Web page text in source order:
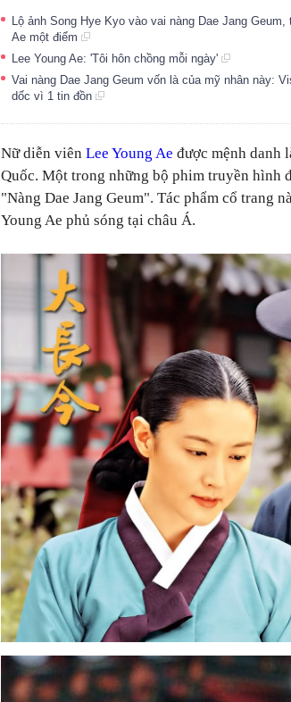
Lộ ảnh Song Hye Kyo vào vai nàng Dae Jang
Ae một điểm
Lee Young Ae: 'Tôi hôn chồng mỗi ngày'
Vai nàng Dae Jang Geum vốn là của mỹ nhân này:
dốc vì 1 tin đồn
Nữ diễn viên Lee Young Ae được mệnh danh
Quốc. Một trong những bộ phim truyền hình
"Nàng Dae Jang Geum". Tác phẩm cổ trang
Young Ae phủ sóng tại châu Á.